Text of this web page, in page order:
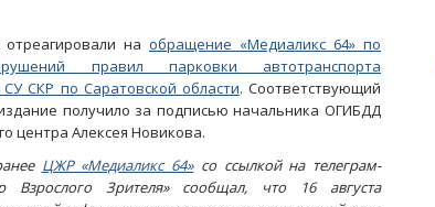
на обращение «Медиаликс 64» по
правил парковки автотранспорта
СУ СКР по Саратовской области. Соответствующий
получило за подписью начальника ОГИБДД
центра Алексея Новикова.
ЦЖР «Медиаликс 64»со ссылкой на телеграм-
Взрослого Зрителя» сообщал, что 16 августа